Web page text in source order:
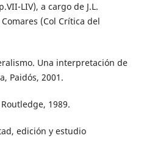
LIV), a cargo de J.L.
(Col Crítica del
Una interpretación de
Paidós, 2001.
1989.
edición y estudio